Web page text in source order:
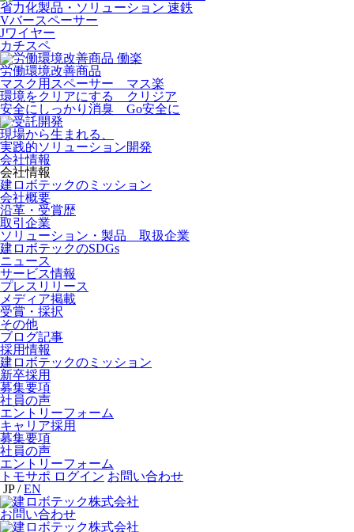
省力化製品・ソリューション 速鉄
Vバースペーサー
Jワイヤー
カチスペ
労働環境改善商品
マスク用スペーサー マス楽
環境をクリアにする クリジア
安全にしっかり消臭 Go安全に
現場から生まれる、
実践的ソリューション開発
会社情報
会社情報
建ロボテックのミッション
会社概要
沿革・受賞歴
取引企業
ソリューション・製品 取扱企業
建ロボテックのSDGs
ニュース
サービス情報
プレスリリース
メディア掲載
受賞・採択
その他
ブログ記事
採用情報
建ロボテックのミッション
新卒採用
募集要項
社員の声
エントリーフォーム
キャリア採用
募集要項
社員の声
エントリーフォーム
トモサポ ログイン お問い合わせ
JP/EN
お問い合わせ